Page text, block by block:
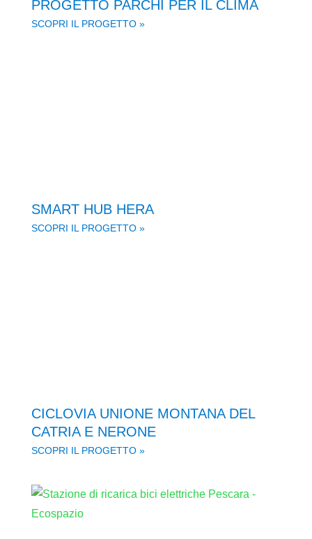
PROGETTO PARCHI PER IL CLIMA
SCOPRI IL PROGETTO »
SMART HUB HERA
SCOPRI IL PROGETTO »
CICLOVIA UNIONE MONTANA DEL
CATRIA E NERONE
SCOPRI IL PROGETTO »